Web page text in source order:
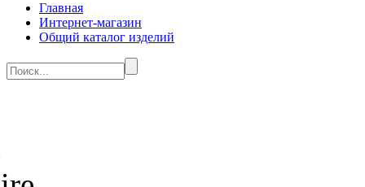
Главная
Интернет-магазин
Общий каталог изделий